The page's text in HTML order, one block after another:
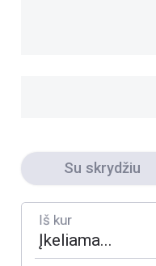
Su skrydžiu
Iš kur